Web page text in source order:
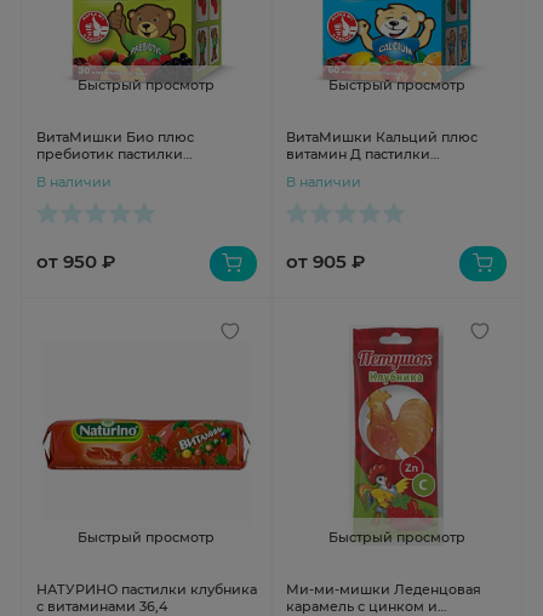
Быстрый просмотр
ВитаМишки Био плюс
пребиотик пастилки
В наличии
от 950 ₽
Быстрый просмотр
ВитаМишки Кальций плюс
витамин Д пастилки
В наличии
от 905 ₽
Быстрый просмотр
НАТУРИНО пастилки клубника
с витаминами 36,4
Быстрый просмотр
Ми-ми-мишки Леденцовая
карамель с цинком и